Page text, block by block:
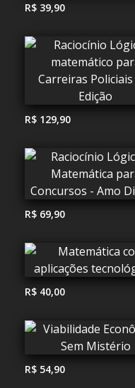
R$ 39,90
R$ 129,90
R$ 69,90
R$ 40,00
R$ 54,90